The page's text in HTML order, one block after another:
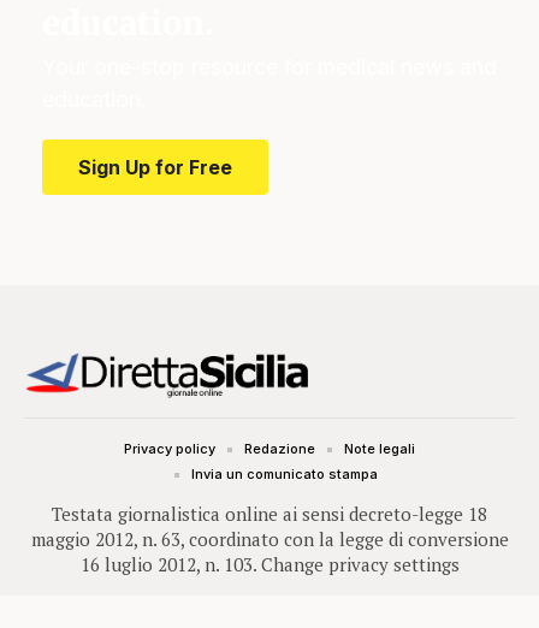
Sign Up for Free
Testata giornalistica online ai sensi decreto-legge 18
maggio 2012, n. 63, coordinato con la legge di conversione
16 luglio 2012, n. 103. Change privacy settings
Privacy policy Redazione
Note legali
Invia un comunicato stampa